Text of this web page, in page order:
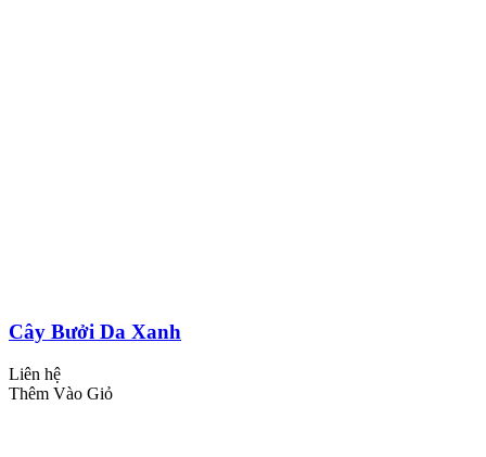
Cây Bưởi Da Xanh
Liên hệ
Thêm Vào Giỏ